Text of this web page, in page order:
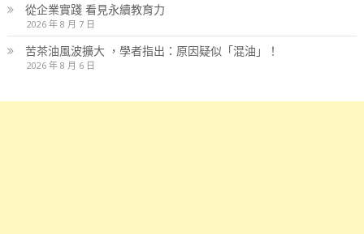
從企業實踐 看見永續教育力
2026 年 8 月 7 日
苦茶油風波擴大 ，學者指出：原因疑似「混油」！
2026 年 8 月 6 日